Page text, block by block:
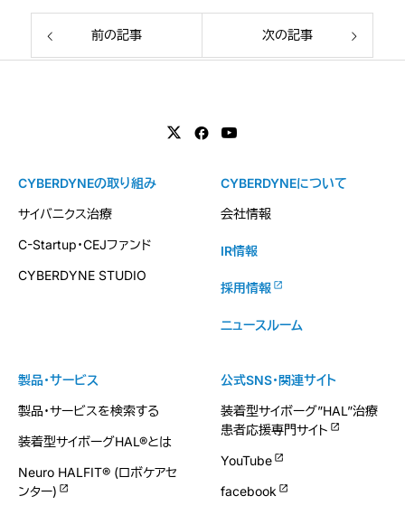
前の記事 次の記事
製品・サービス
製品・サービスを検索する
装着型サイボーグHAL®とは
Neuro HALFIT® (ロボケアセ
ンター)
CYBERDYNEの取り組み
サイバニクス治療
C-Startup・CEJファンド
CYBERDYNE STUDIO
CYBERDYNEについて
会社情報
IR情報
採用情報
ニュースルーム
公式SNS・関連サイト
装着型サイボーグ”HAL”治療
患者応援専門サイト
YouTube
facebook